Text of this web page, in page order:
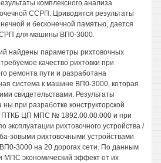
комплексного анализа
ССРП. Цриводятся результаты
и бесконечной памятью, дается
для машины ВП0-3000.
найдены параметры рихтовочных
качество рихтовки при
ремонта пути и разработана
система к машине ВП0-3000, которая
свидетельствами. Результаты
при разработке конструкторской
ПТКБ ЦП МПС № 1892.00.00.000 и при
эксплуатации рихтовочного устройства /
зовыми рихтовочными устройствами
3000 на 20 дорогах сети. По данным
МПС экономический эффект от их